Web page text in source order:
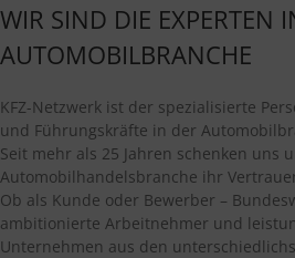
WIR SIND DIE EXPERTEN
AUTOMOBILBRANCHE
KFZ-Netzwerk ist der spezialisierte
und Führungskräfte in der
Seit mehr als 25 Jahren schenken uns
Automobilhandelsbranche ihr
Ob als Kunde oder Bewerber –
ambitionierte Arbeitnehmer und
Unternehmen aus den